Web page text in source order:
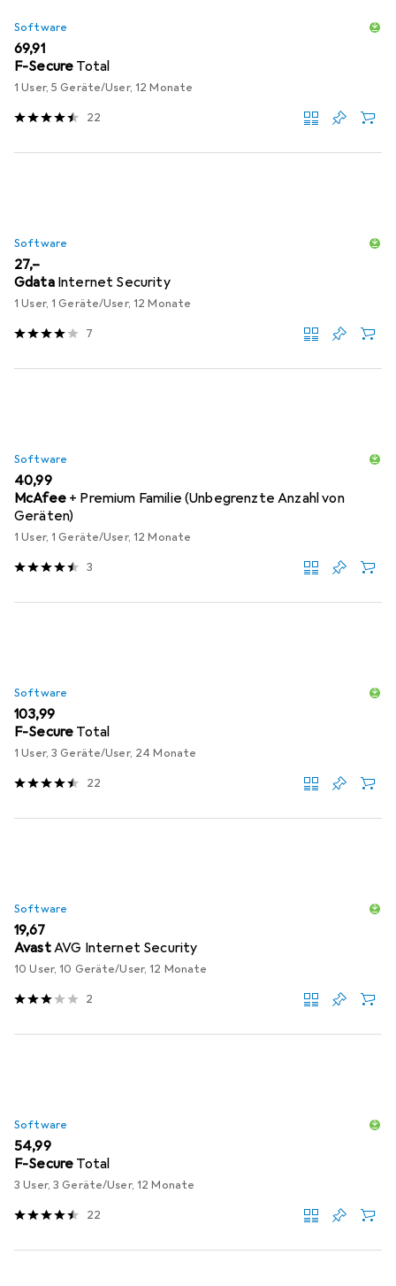
Software
EUR
69,91
F-Secure Total
1 User, 5 Geräte/User, 12 Monate
22
Software
EUR
27,–
Gdata Internet Security
1 User, 1 Geräte/User, 12 Monate
7
Software
EUR
40,99
McAfee + Premium Familie (Unbegrenzte Anzahl von
Geräten)
1 User, 1 Geräte/User, 12 Monate
3
Software
EUR
103,99
F-Secure Total
1 User, 3 Geräte/User, 24 Monate
22
Software
EUR
19,67
AvastAVG Internet Security
10 User, 10 Geräte/User, 12 Monate
2
Software
EUR
54,99
F-Secure Total
3 User, 3 Geräte/User, 12 Monate
22